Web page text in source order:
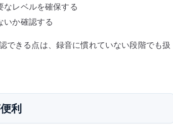
レベルを確保する
いか確認する
できる点は、録音に慣れていない段階でも扱
利